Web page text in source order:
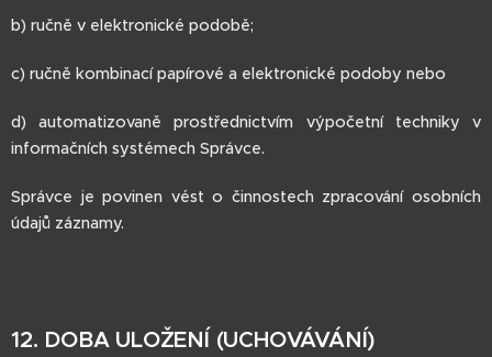
b) ručně v elektronické podobě;
c) ručně kombinací papírové a elektronické podoby nebo
d) automatizovaně prostřednictvím výpočetní techniky v
informačních systémech Správce.
Správce je povinen vést o činnostech zpracování osobních
údajů záznamy.
12. DOBA ULOŽENÍ (UCHOVÁVÁNÍ)